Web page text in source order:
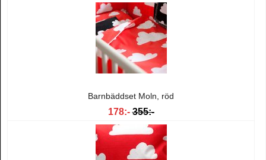
Barnbäddset Moln, röd
178:- 355:-